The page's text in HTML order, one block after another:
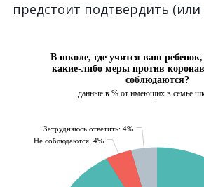
предстоит подтвердить (или